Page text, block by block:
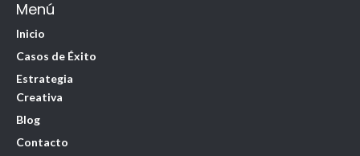
Menú
Inicio
Casos de Éxito
Estrategia
Creativa
Blog
Contacto